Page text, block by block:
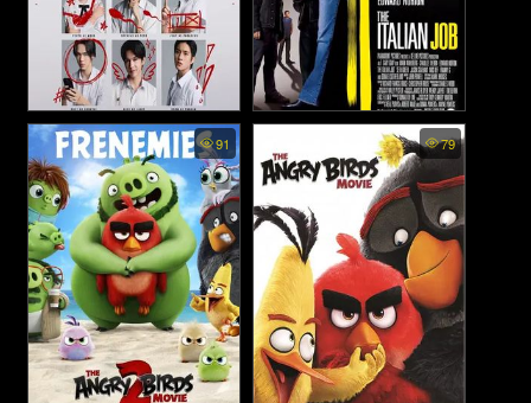
Girl from Nowhere The Reset
พากย์ไทย - เด็กใหม่ (2026)
The Italian Job - ปล้นซ้อน
ปล้น พลิกถนนล่า (2003)
91 79